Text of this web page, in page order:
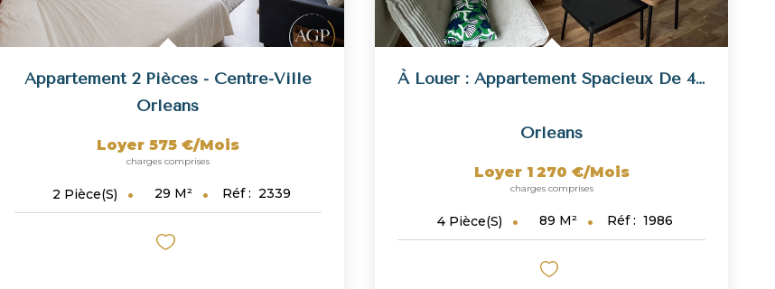
Appartement 2 Pièces - Centre-Ville
Orleans
Loyer 575 €/mois
charges comprises
2 Pièce(s) 29 M² Réf : 2339
À Louer : Appartement Spacieux De 4 Pièces À Orléans
Orleans
Loyer 1 270 €/mois
charges comprises
4 Pièce(s) 89 M² Réf : 1986